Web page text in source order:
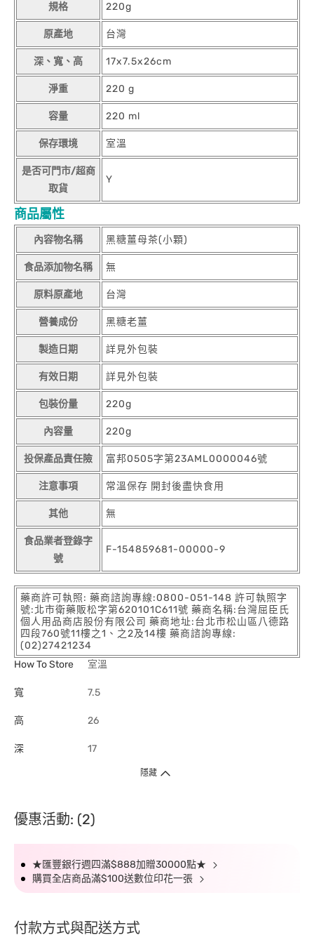
規格 220g
原產地 台灣
深、寬、高 17x7.5x26cm
淨重 220 g
容量 220 ml
保存環境 室溫
是否可門市/超商
取貨
Y
商品屬性
內容物名稱 黑糖薑母茶(小顆)
食品添加物名稱 無
原料原產地 台灣
營養成份 黑糖老薑
製造日期 詳見外包裝
有效日期 詳見外包裝
包裝份量 220g
內容量 220g
投保產品責任險 富邦0505字第23AML0000046號
注意事項 常溫保存 開封後盡快食用
其他 無
食品業者登錄字
號
F-154859681-00000-9
藥商許可執照: 藥商諮詢專線:0800-051-148 許可執照字
號:北市衛藥販松字第620101C611號 藥商名稱:台灣屈臣氏
個人用品商店股份有限公司 藥商地址:台北市松山區八德路
四段760號11樓之1、之2及14樓 藥商諮詢專線:
(02)27421234
How To Store
室溫
寬 7.5
高 26
深 17
隱藏
優惠活動: (2)
★匯豐銀行週四滿$888加贈30000點★
購買全店商品滿$100送數位印花一張
付款方式與配送方式